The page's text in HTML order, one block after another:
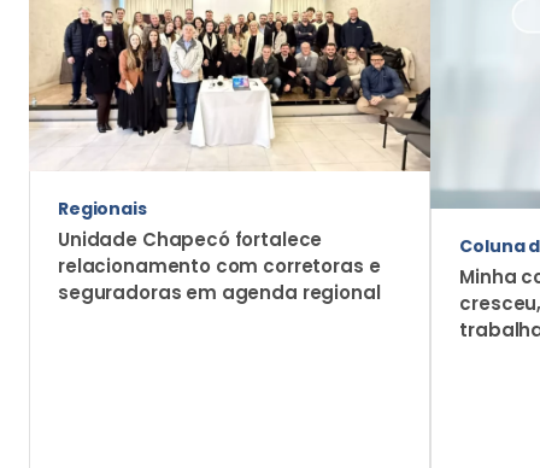
Regionais
Unidade Chapecó fortalece
relacionamento com corretoras e
seguradoras em agenda regional
Coluna
Minha